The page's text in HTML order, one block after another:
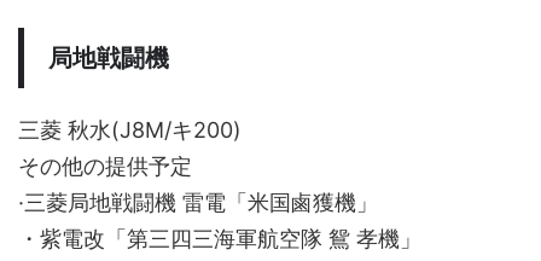
局地戦闘機
三菱 秋水(J8M/キ200)
その他の提供予定
·三菱局地戦闘機 雷電「米国鹵獲機」
・紫電改「第三四三海軍航空隊 鴛 孝機」